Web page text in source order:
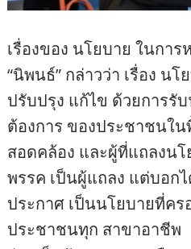
เรื่องของ นโยบาย ในการ
“นิพนธ์” กล่าวว่า เรื่อง นโ
ปรับปรุง แก้ไข ด้วยการรั
ต้องการ ของประชาชนใ
สอดคล้อง และผู้ที่แถลงน
พรรค เป็นผู้แถลง แต่บอก
ประกาศ เป็นนโยบายที่ค
ประชาชนทุก สาขาอาชีพ